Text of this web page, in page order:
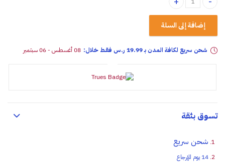
معطر جو أروما إسباني رائحة التوباكو quantity
إضافة إلى السلة
شحن سريع لكافة المدن بـ 19.99 ر.س فقـط خلال: 08 أغسطس - 06 سبتمبر
تسوق بثقة
شحن سريع
14 يوم للإرجاع